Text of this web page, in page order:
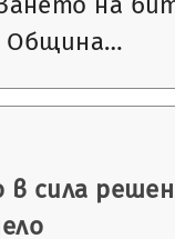
Община…
в сила